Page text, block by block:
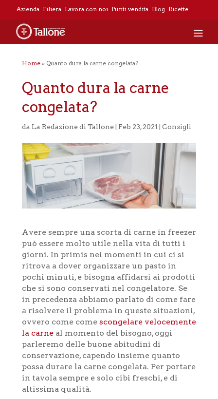
Azienda Filiera Lavora con noi Punti vendita Blog Ricette
Home» Quanto dura la carne congelata?
Quanto dura la carne
congelata?
da La Redazione di Tallone| Feb 23, 2021 Consigli
Avere sempre una scorta di carne in freezer
può essere molto utile nella vita di tutti i
giorni. In primis nei momenti in cui ci si
ritrova a dover organizzare un pasto in
pochi minuti, e bisogna affidarsi ai prodotti
che si sono conservati nel congelatore. Se
in precedenza abbiamo parlato di come fare
a risolvere il problema in queste situazioni,
ovvero come come scongelare velocemente
la carneal momento del bisogno, oggi
parleremo delle buone abitudini di
conservazione, capendo insieme quanto
possa durare la carne congelata. Per portare
in tavola sempre e solo cibi freschi, e di
altissima qualità.